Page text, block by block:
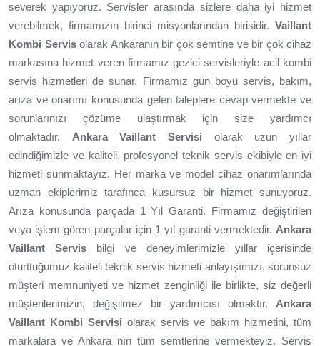
severek yapıyoruz. Servisler arasında sizlere daha iyi hizmet
verebilmek, firmamızın birinci misyonlarından birisidir. Vaillant
Kombi Servisolarak Ankaranın bir çok semtine ve bir çok cihaz
markasına hizmet veren firmamız gezici servisleriyle acil kombi
servis hizmetleri de sunar. Firmamız gün boyu servis, bakım,
arıza ve onarımı konusunda gelen taleplere cevap vermekte ve
sorunlarınızı çözüme ulaştırmak için size yardımcı
olmaktadır. Ankara Vaillant Servisi olarak uzun yıllar
edindiğimizle ve kaliteli, profesyonel teknik servis ekibiyle en iyi
hizmeti sunmaktayız. Her marka ve model cihaz onarımlarında
uzman ekiplerimiz tarafınca kusursuz bir hizmet sunuyoruz.
Arıza konusunda parçada 1 Yıl Garanti. Firmamız değiştirilen
veya işlem gören parçalar için 1 yıl garanti vermektedir. Ankara
Vaillant Servis bilgi ve deneyimlerimizle yıllar içerisinde
oturttuğumuz kaliteli teknik servis hizmeti anlayışımızı, sorunsuz
müşteri memnuniyeti ve hizmet zenginliği ile birlikte, siz değerli
müşterilerimizin, değişilmez bir yardımcısı olmaktır. Ankara
Vaillant Kombi Servisi olarak servis ve bakım hizmetini, tüm
markalara ve Ankara nın tüm semtlerine vermekteyiz. Servis